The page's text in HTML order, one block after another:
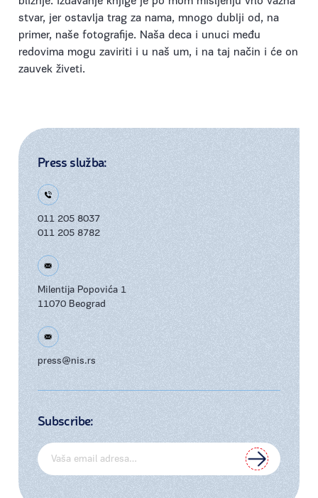
stvar, jer ostavlja trag za nama, mnogo dublji od, na
primer, naše fotografije. Naša deca i unuci među
redovima mogu zaviriti i u naš um, i na taj način i će on
zauvek živeti.
Press služba:
011 205 8037
011 205 8782
Milentija Popovića 1
11070 Beograd
press@nis.rs
Subscribe: